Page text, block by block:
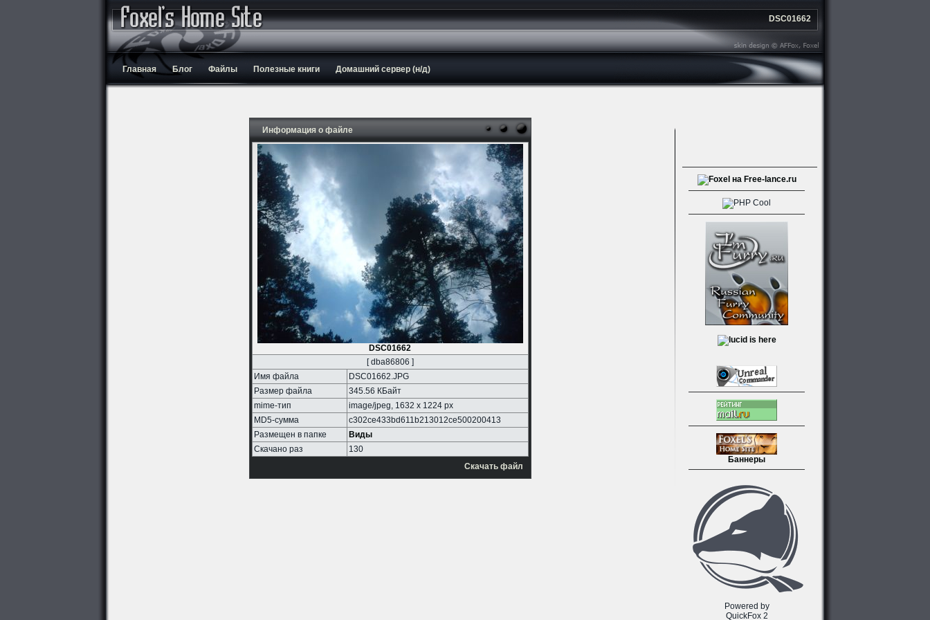
DSC01662
Главная Блог Файлы Полезные книги Домашний сервер (н/д)
Информация о файле
DSC01662
[ dba86806 ]
Имя файла
DSC01662.JPG
Размер файла
345.56 КБайт
mime-тип
image/jpeg, 1632 x 1224 px
MD5-сумма
c302ce433bd611b213012ce500200413
Размещен в папке
Виды
Скачано раз
130
Скачать файл
Баннеры
Powered by
QuickFox 2